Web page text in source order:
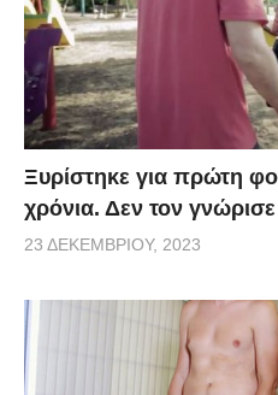
Ξυρίστηκε για πρώτη
χρόνια. Δεν τον
23 ΔΕΚΕΜΒΡΊΟΥ, 2023